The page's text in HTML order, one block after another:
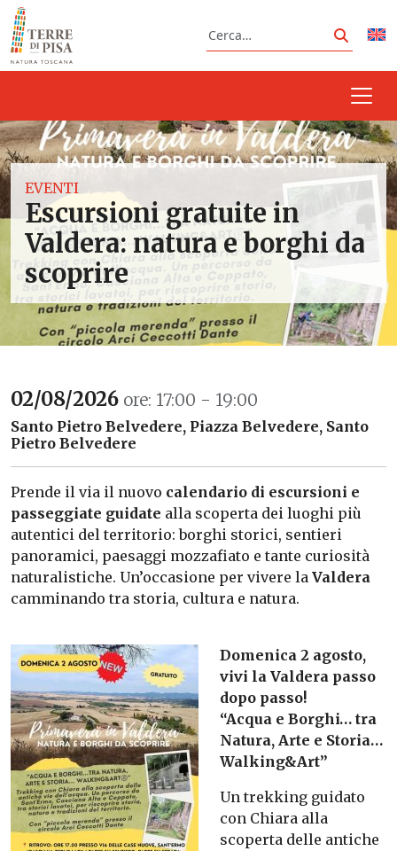
Vai al contenuto
Cerca
Cerca
EVENTI
Escursioni gratuite in
Valdera: natura e borghi da
scoprire
02/08/2026 ore: 17:00 - 19:00
Santo Pietro Belvedere, Piazza Belvedere, Santo
Pietro Belvedere
Prende il via il nuovo calendario di escursioni e
passeggiate guidate alla scoperta dei luoghi più
autentici del territorio: borghi storici, sentieri
panoramici, paesaggi mozzafiato e tante curiosità
naturalistiche. Un’occasione per vivere la Valdera
camminando tra storia, cultura e natura.
Domenica 2 agosto,
vivi la Valdera passo
dopo passo!
“Acqua e Borghi… tra
Natura, Arte e Storia…
Walking&Art”
Un trekking guidato
con Chiara alla
scoperta delle antiche